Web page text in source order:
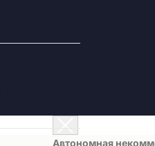
Автономная